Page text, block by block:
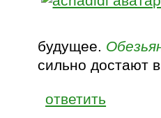
будущее.
сильно достают
ответить